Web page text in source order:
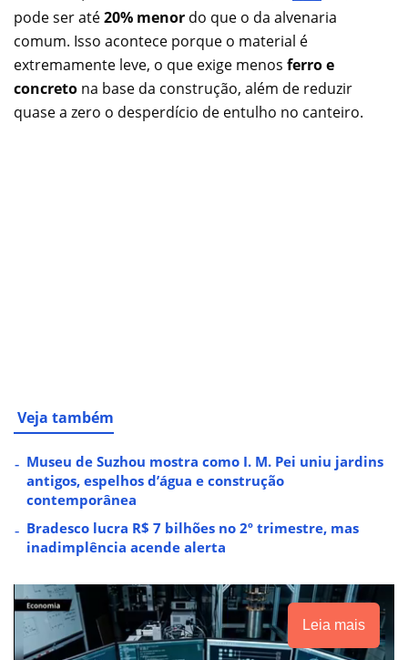
pode ser até20% menor do que o da alvenaria
comum. Isso acontece porque o material é
extremamente leve, o que exige menos ferro e
concreto na base da construção, além de reduzir
quase a zero o desperdício de entulho no canteiro.
Veja também
Museu de Suzhou mostra como I. M. Pei uniu jardins
antigos, espelhos d’água e construção
contemporânea
Bradesco lucra R$ 7 bilhões no 2º trimestre, mas
inadimplência acende alerta
Leia mais